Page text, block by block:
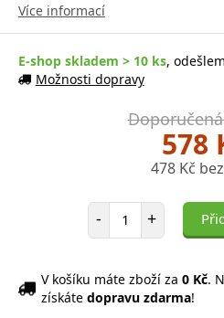
Více informací
E-shop skladem > 10 ks,
Možnosti dopravy
578
478 Kč
- Počet položek
+
V košíku máte zboží za 0 Kč.
získáte dopravu zdarma!